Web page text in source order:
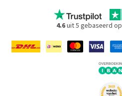
4.6uit 5 gebaseerd op